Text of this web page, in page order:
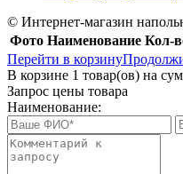
© Интернет-магазин
Фото Наименование Кол-
Перейти в корзину
В корзине 1 товар(ов) на
Запрос цены товара
Наименование: